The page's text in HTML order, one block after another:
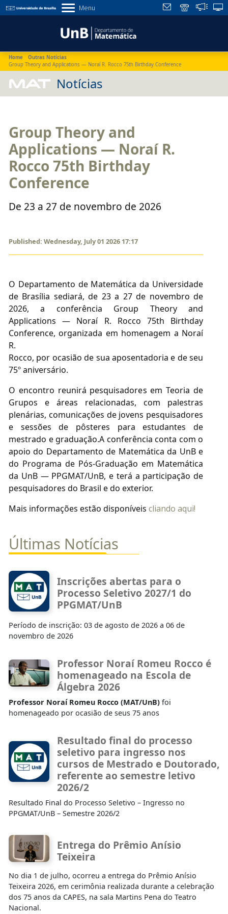
Menu
Home
Outras Notícias
Group Theory and Applications — Noraí R. Rocco 75th Birthday Conference
MAT Notícias
Group Theory and
Applications — Noraí R.
Rocco 75th Birthday
Conference
De 23 a 27 de novembro de 2026
Published: Wednesday, July 01 2026 17:17
O Departamento de Matemática da Universidade
de Brasília sediará, de 23 a 27 de novembro de
2026, a conferência Group Theory and
Applications — Noraí R. Rocco 75th Birthday
Conference, organizada em homenagem a Noraí
R.
Rocco, por ocasião de sua aposentadoria e de seu
75º aniversário.
O encontro reunirá pesquisadores em Teoria de
Grupos e áreas relacionadas, com palestras
plenárias, comunicações de jovens pesquisadores
e sessões de pôsteres para estudantes de
mestrado e graduação.A conferência conta com o
apoio do Departamento de Matemática da UnB e
do Programa de Pós-Graduação em Matemática
da UnB — PPGMAT/UnB, e terá a participação de
pesquisadores do Brasil e do exterior.
Mais informações estão disponíveis cliando aqui!
Últimas Notícias
Inscrições abertas para o
Processo Seletivo 2027/1 do
PPGMAT/UnB
Período de inscrição: 03 de agosto de 2026 a 06 de
novembro de 2026
Professor Noraí Romeu Rocco é
homenageado na Escola de
Álgebra 2026
Professor Noraí Romeu Rocco (MAT/UnB) foi
homenageado por ocasião de seus 75 anos
Resultado final do processo
seletivo para ingresso nos
cursos de Mestrado e Doutorado,
referente ao semestre letivo
2026/2
Resultado Final do Processo Seletivo – Ingresso no
PPGMAT/UnB – Semestre 2026/2
Entrega do Prêmio Anísio
Teixeira
No dia 1 de julho, ocorreu a entrega do Prêmio Anísio
Teixeira 2026, em cerimônia realizada durante a celebração
dos 75 anos da CAPES, na sala Martins Pena do Teatro
Nacional.